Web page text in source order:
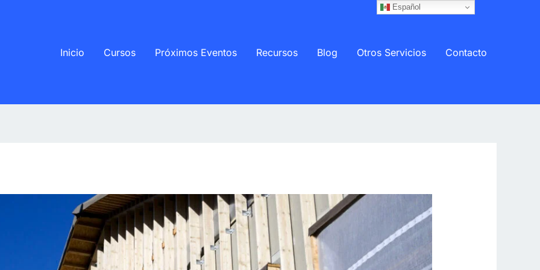
Inicio
Cursos Próximos Eventos Recursos Blog Otros Servicios Contacto
Español